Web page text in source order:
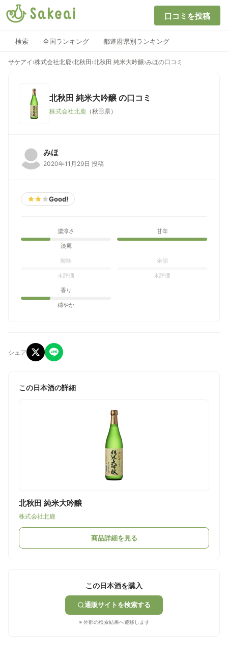
口コミを投稿
検索 全国ランキング 都道府県別ランキング
サケアイ ›株式会社北鹿›北秋田 ›北秋田 純米大吟醸›みほの口コミ
北秋田 純米大吟醸 の口コミ
株式会社北鹿 （秋田県）
みほ
2020年11月29日 投稿
Good!
濃淳さ
淡麗
甘辛
酸味
未評価
余韻
未評価
香り
穏やか
シェア
この日本酒の詳細
北秋田 純米大吟醸
株式会社北鹿
商品詳細を見る
この日本酒を購入
通販サイトを検索する
※ 外部の検索結果へ遷移します